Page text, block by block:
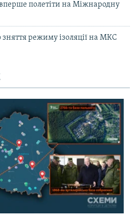
полетіти на Міжнародну
режиму ізоляції на МКС